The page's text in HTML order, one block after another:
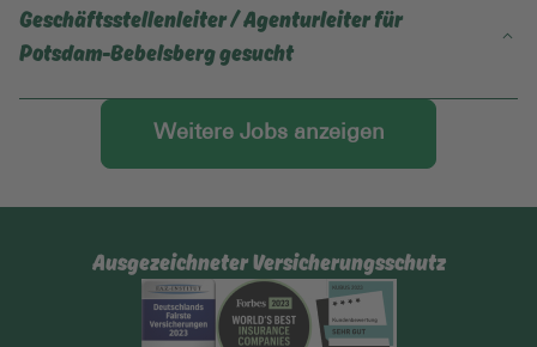
Geschäftsstellenleiter / Agenturleiter für
Potsdam-Bebelsberg gesucht
erfolgreiches TEAM in der DEVK
Geschäftsstelle Großbeerenstr. 90
übernehmen?
am 27.5.2026
Weitere Jobs anzeigen
Ausgezeichneter Versicherungsschutz